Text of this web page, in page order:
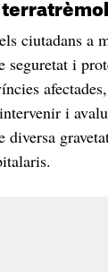
ciutadans a
seguretat i
i